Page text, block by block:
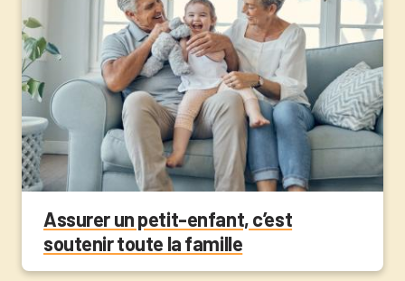
Assurer un petit-enfant, c’est
soutenir toute la famille